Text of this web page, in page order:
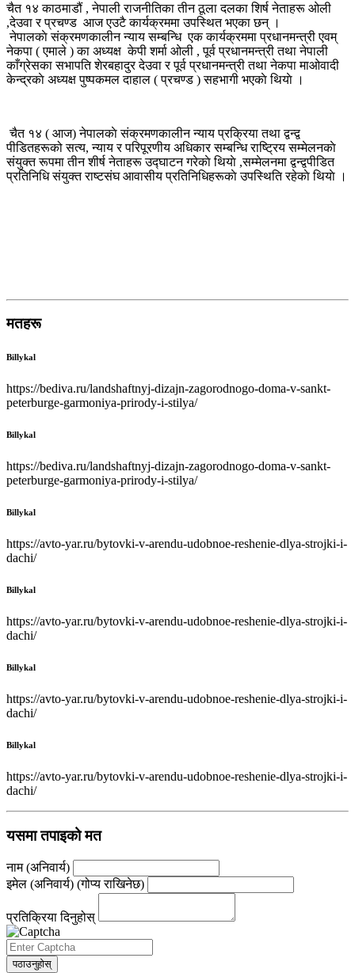
चैत १४ काठमाडौं , नेपाली राजनीतिका तीन ठूला दलका शिर्ष नेताहरू ओली
,देउवा र प्रचण्ड आज एउटै कार्यक्रममा उपस्थित भएका छन् ।
नेपालकाे संक्रमणकालीन न्याय सम्बन्धि एक कार्यक्रममा प्रधानमन्त्री एवम्
नेकपा ( एमाले ) का अध्यक्ष केपी शर्मा ओली , पूर्व प्रधानमन्त्री तथा नेपाली
काँग्रेसका सभापति शेरबहादुर देउवा र पूर्व प्रधानमन्त्री तथा नेकपा माओवादी
केन्द्रकाे अध्यक्ष पुष्पकमल दाहाल ( प्रचण्ड ) सहभागी भएकाे थियाे ।
चैत १४ ( आज) नेपालकाे संक्रमणकालीन न्याय प्रक्रिया तथा द्वन्द्व
पीडितहरूको सत्य, न्याय र परिपूरणीय अधिकार सम्बन्धि राष्ट्रिय सम्मेलनकाे
संयुक्त रूपमा तीन शीर्ष नेताहरू उद्घाटन गरेकाे थियाे ,सम्मेलनमा द्वन्द्वपीडित
प्रतिनिधि संयुक्त राष्टसंघ आवासीय प्रतिनिधिहरूकाे उपस्थिति रहेकाे थियाे ।
मतहरू
Billykal
https://bediva.ru/landshaftnyj-dizajn-zagorodnogo-doma-v-sankt-
peterburge-garmoniya-prirody-i-stilya/
Billykal
https://bediva.ru/landshaftnyj-dizajn-zagorodnogo-doma-v-sankt-
peterburge-garmoniya-prirody-i-stilya/
Billykal
https://avto-yar.ru/bytovki-v-arendu-udobnoe-reshenie-dlya-strojki-i-
dachi/
Billykal
https://avto-yar.ru/bytovki-v-arendu-udobnoe-reshenie-dlya-strojki-i-
dachi/
Billykal
https://avto-yar.ru/bytovki-v-arendu-udobnoe-reshenie-dlya-strojki-i-
dachi/
Billykal
https://avto-yar.ru/bytovki-v-arendu-udobnoe-reshenie-dlya-strojki-i-
dachi/
यसमा तपाइको मत
नाम (अनिवार्य)
इमेल (अनिवार्य) (गोप्य राखिनेछ)
प्रतिक्रिया दिनुहोस्
पठाउनुहोस्